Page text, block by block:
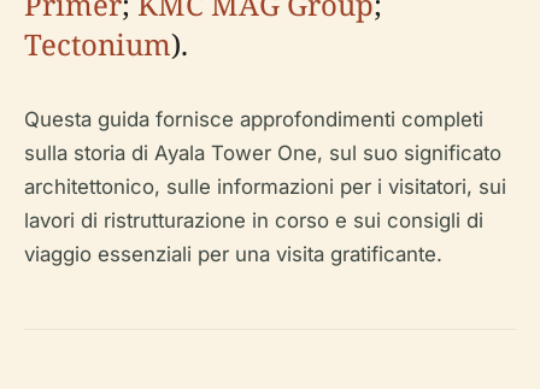
Tectonium).
Questa guida fornisce approfondimenti completi
sulla storia di Ayala Tower One, sul suo significato
architettonico, sulle informazioni per i visitatori, sui
lavori di ristrutturazione in corso e sui consigli di
viaggio essenziali per una visita gratificante.